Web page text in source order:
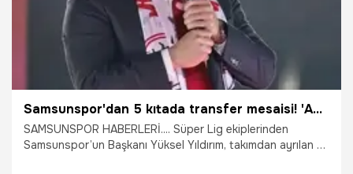
Samsunspor'dan 5 kıtada transfer mesaisi! 'Ayrılanların yeri daha iyileriyle doldurulacak'
SAMSUNSPOR HABERLERİ.... Süper Lig ekiplerinden
Samsunspor’un Başkanı Yüksel Yıldırım, takımdan ayrılan ve